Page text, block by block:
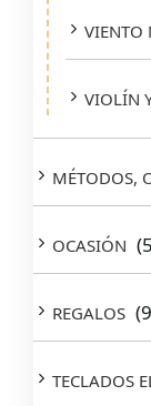
VIENTO
VIOLÍN
MÉTODOS,
OCASIÓN
REGALOS
TECLADOS